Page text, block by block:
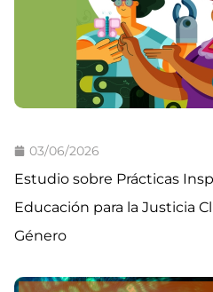
03/06/2026
Estudio sobre Prácticas
Educación para la Justicia
Género